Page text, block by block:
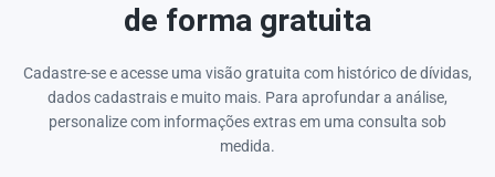
de forma gratuita
Cadastre-se e acesse uma visão gratuita com histórico de dívidas,
dados cadastrais e muito mais. Para aprofundar a análise,
personalize com informações extras em uma consulta sob
medida.